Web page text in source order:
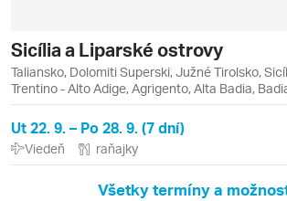
Sicília a Liparské ostrovy
Taliansko, Dolomiti Superski, Južné Tirolsko,
Trentino - Alto Adige, Agrigento, Alta Badia,
Catania, Lipari, Liparské ostrovy, Monreale,
Palermo, Piazza Armerina, Sella Ronda, Taormina,
Vulcano
Ut 22. 9. – Po 28. 9. (7 dní)
Viedeň raňajky
Všetky termíny a